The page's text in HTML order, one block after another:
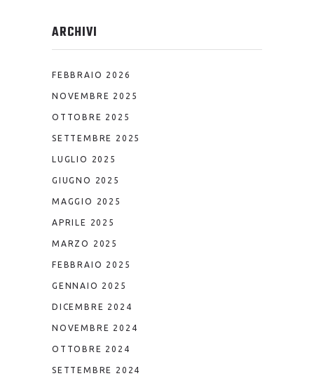
ARCHIVI
FEBBRAIO 2026
NOVEMBRE 2025
OTTOBRE 2025
SETTEMBRE 2025
LUGLIO 2025
GIUGNO 2025
MAGGIO 2025
APRILE 2025
MARZO 2025
FEBBRAIO 2025
GENNAIO 2025
DICEMBRE 2024
NOVEMBRE 2024
OTTOBRE 2024
SETTEMBRE 2024